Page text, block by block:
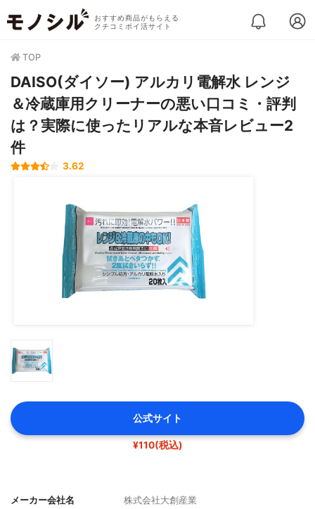
おすすめ商品がもらえる
クチコミポイ活サイト
TOP
DAISO(ダイソー) アルカリ電解水 レンジ
＆冷蔵庫用クリーナーの悪い口コミ・評判
は？実際に使ったリアルな本音レビュー2
件
3.62
公式サイト
¥110(税込)
メーカー会社名
株式会社大創産業